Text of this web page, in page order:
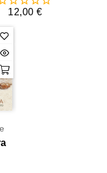
12,00 €